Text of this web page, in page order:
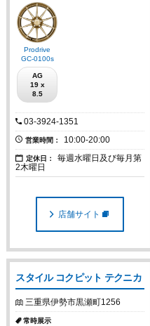
Prodrive
GC-0100s
AG
19 x
8.5
03-3924-1351
営業時間： 10:00-20:00
定休日：
毎週水曜日及び毎月第
2木曜日
店舗サイト
スタイル コクピット テクニカ
三重県伊勢市黒瀬町1256
常時展示